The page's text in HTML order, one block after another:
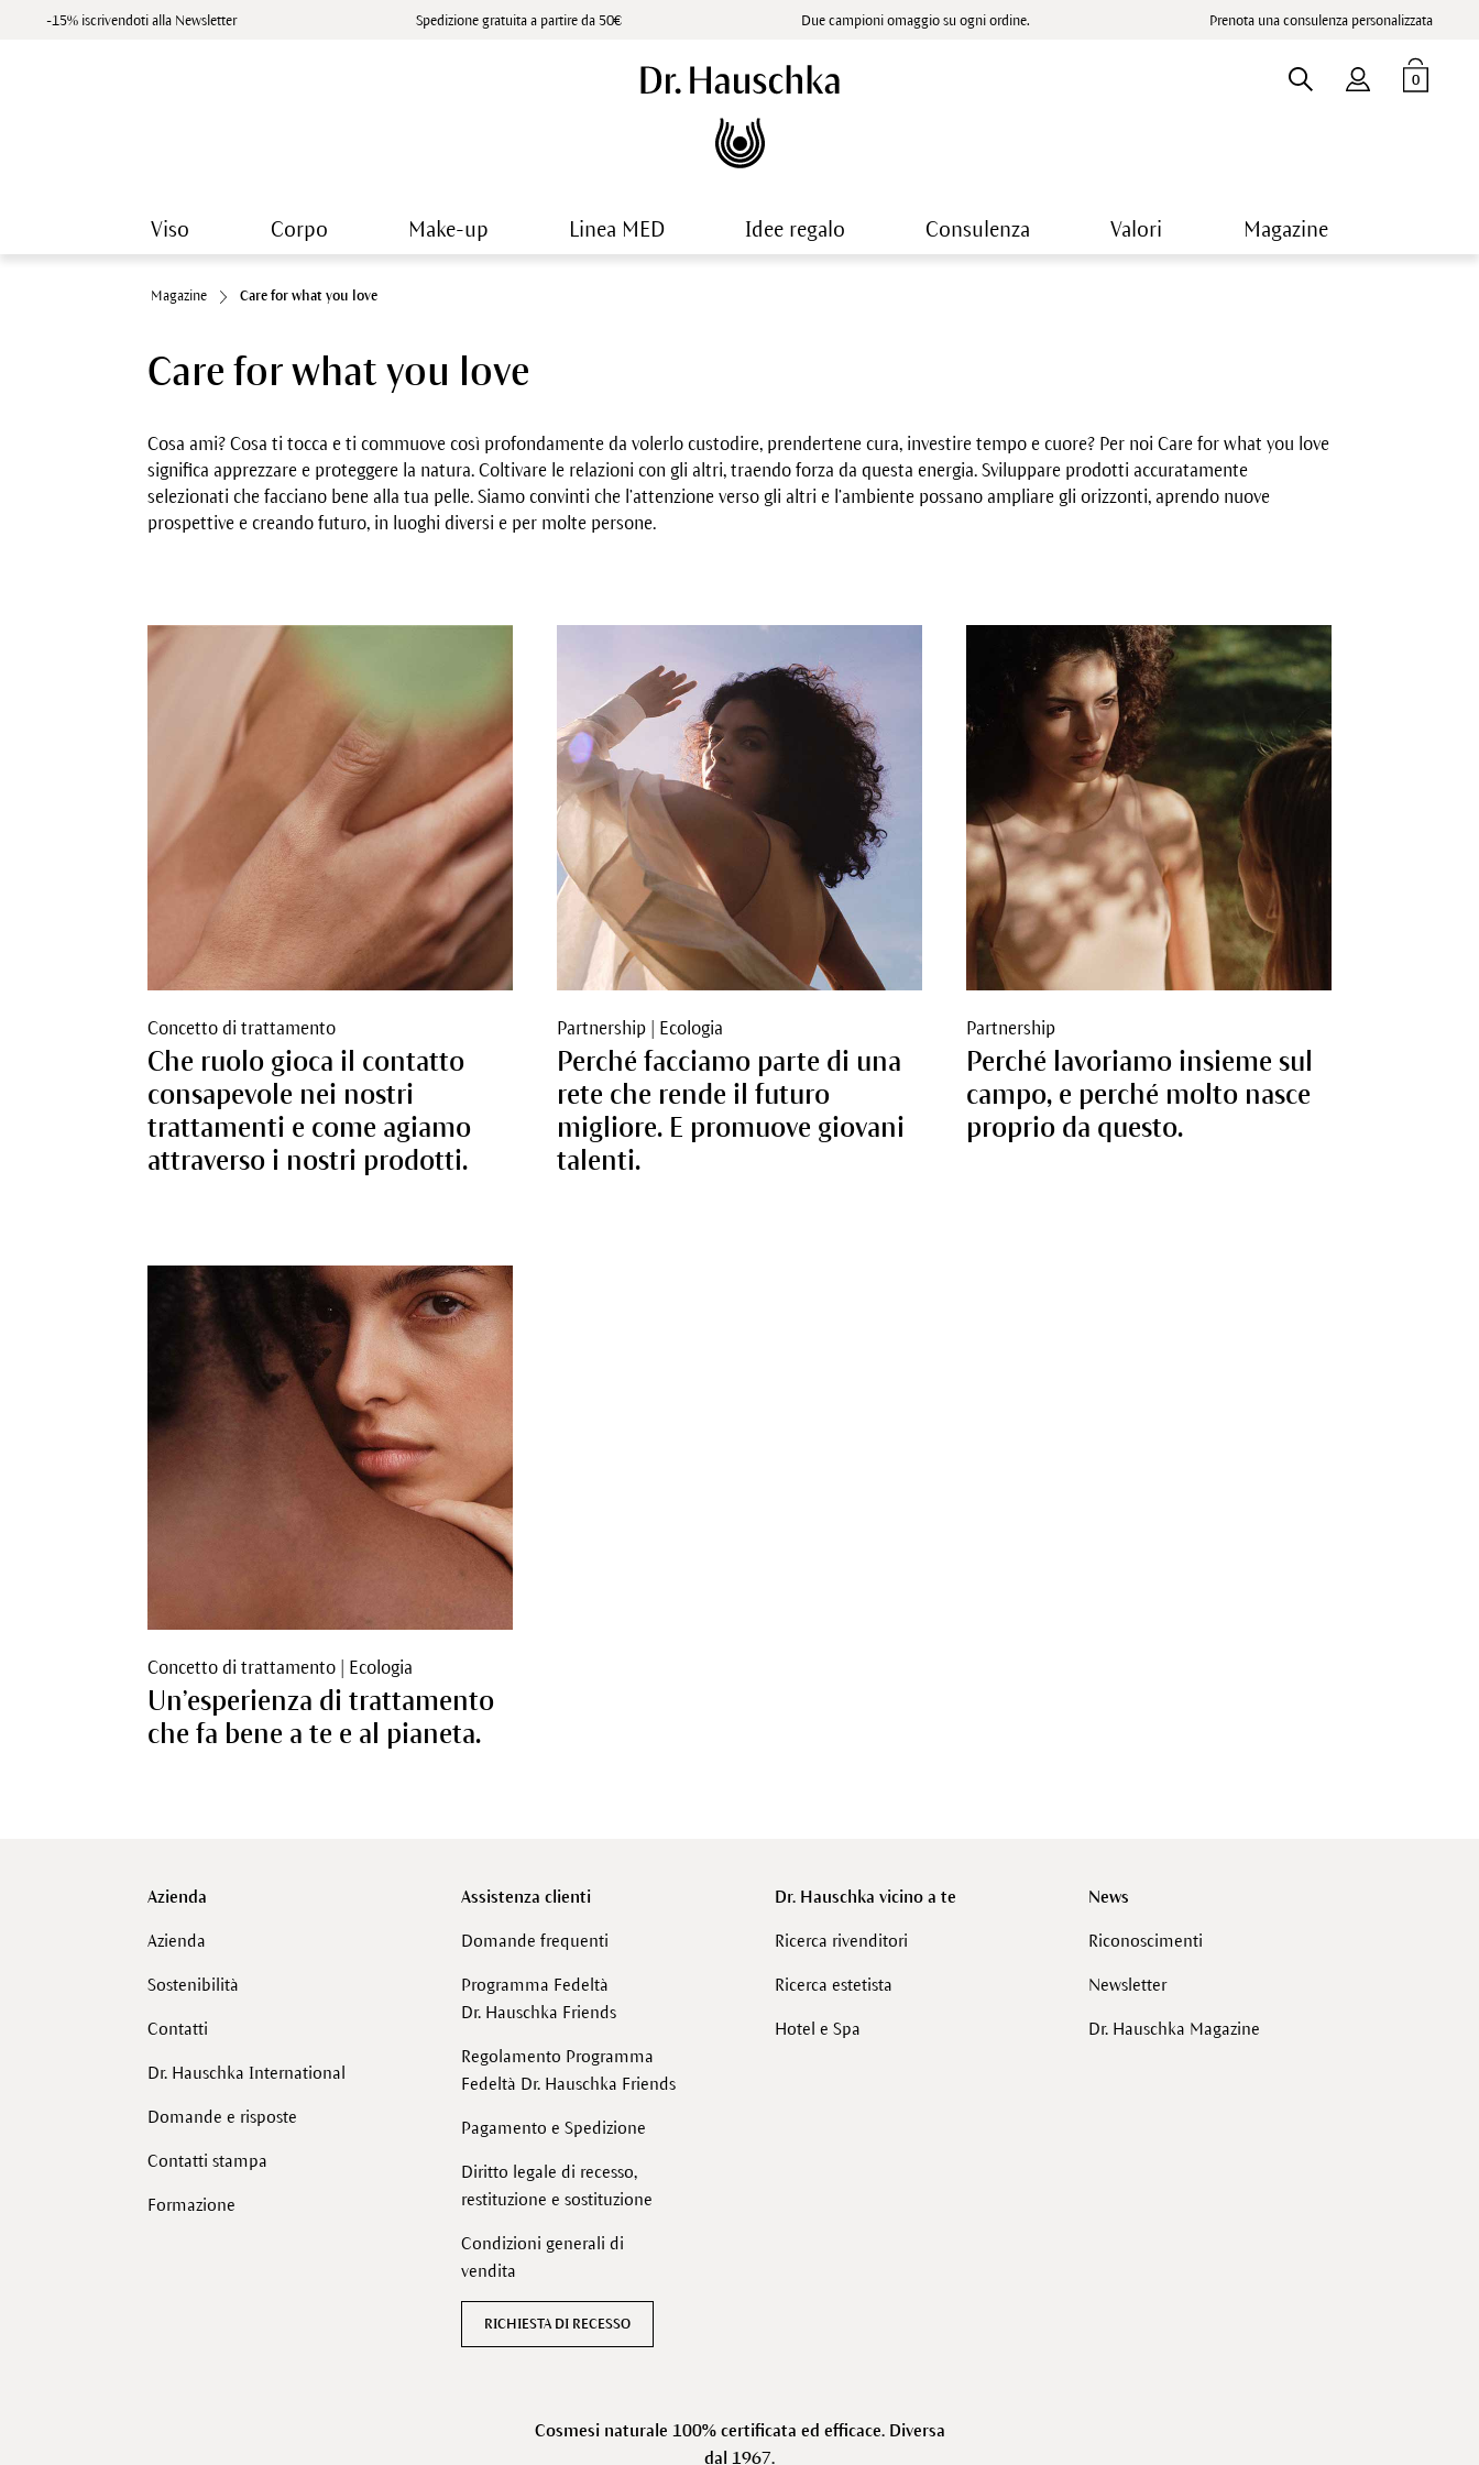
-15% iscrivendoti alla Newsletter Spedizione gratuita a partire da 50€ Due campioni omaggio su ogni ordine. Prenota una consulenza personalizzata
0
Viso Corpo Make-up Linea MED Idee regalo Consulenza Valori Magazine
Magazine Care for what you love
Care for what you love
Cosa ami? Cosa ti tocca e ti commuove così profondamente da volerlo custodire, prendertene cura, investire tempo e cuore? Per noi Care for what you love
significa apprezzare e proteggere la natura. Coltivare le relazioni con gli altri, traendo forza da questa energia. Sviluppare prodotti accuratamente
selezionati che facciano bene alla tua pelle. Siamo convinti che l’attenzione verso gli altri e l’ambiente possano ampliare gli orizzonti, aprendo nuove
prospettive e creando futuro, in luoghi diversi e per molte persone.
Concetto di trattamento
Che ruolo gioca il contatto
consapevole nei nostri
trattamenti e come agiamo
attraverso i nostri prodotti.
Partnership Ecologia
Perché facciamo parte di una
rete che rende il futuro
migliore. E promuove giovani
talenti.
Partnership
Perché lavoriamo insieme sul
campo, e perché molto nasce
proprio da questo.
Concetto di trattamento Ecologia
Un’esperienza di trattamento
che fa bene a te e al pianeta.
Azienda
Azienda
Sostenibilità
Contatti
Dr. Hauschka International
Domande e risposte
Contatti stampa
Formazione
Assistenza clienti
Domande frequenti
Programma Fedeltà
Dr. Hauschka Friends
Regolamento Programma
Fedeltà Dr. Hauschka Friends
Pagamento e Spedizione
Diritto legale di recesso,
restituzione e sostituzione
Condizioni generali di
vendita
RICHIESTA DI RECESSO
Dr. Hauschka vicino a te
Ricerca rivenditori
Ricerca estetista
Hotel e Spa
News
Riconoscimenti
Newsletter
Dr. Hauschka Magazine
Cosmesi naturale 100% certificata ed efficace. Diversa
dal 1967.